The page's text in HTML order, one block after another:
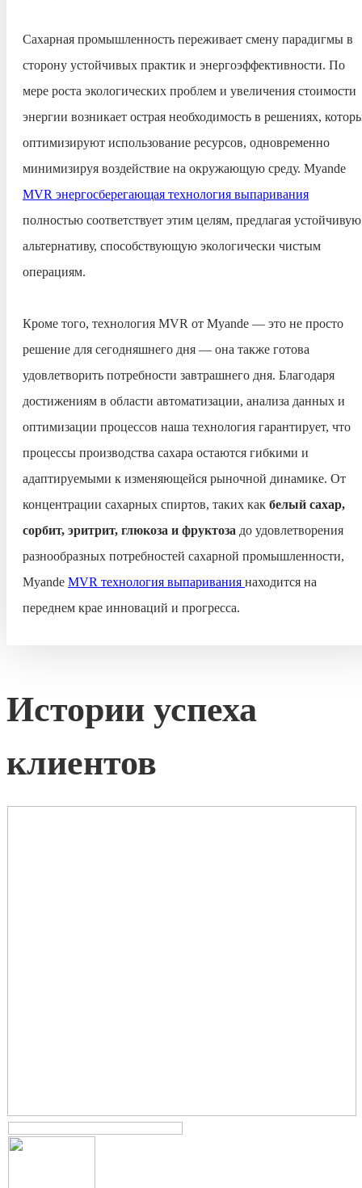
Сахарная промышленность переживает смену парадигмы в
сторону устойчивых практик и энергоэффективности. По
мере роста экологических проблем и увеличения стоимости
энергии возникает острая необходимость в решениях,
оптимизируют использование ресурсов, одновременно
минимизируя воздействие на окружающую среду. Myande
MVR энергосберегающая технология выпаривания
полностью соответствует этим целям, предлагая устойчивую
альтернативу, способствующую экологически чистым
операциям.
Кроме того, технология MVR от Myande — это не просто
решение для сегодняшнего дня — она также готова
удовлетворить потребности завтрашнего дня. Благодаря
достижениям в области автоматизации, анализа данных и
оптимизации процессов наша технология гарантирует, что
процессы производства сахара остаются гибкими и
адаптируемыми к изменяющейся рыночной динамике. От
концентрации сахарных спиртов, таких как белый сахар,
сорбит, эритрит, глюкоза и фруктоза до удовлетворения
разнообразных потребностей сахарной промышленности,
Myande MVR технология выпаривания находится на
переднем крае инноваций и прогресса.
Истории успеха
клиентов